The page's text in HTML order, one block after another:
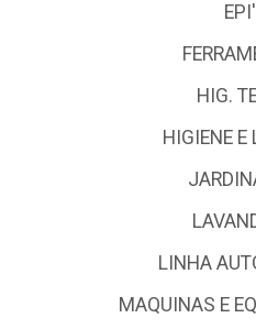
HIG.
HIGIENE
LINHA
MAQUINAS E